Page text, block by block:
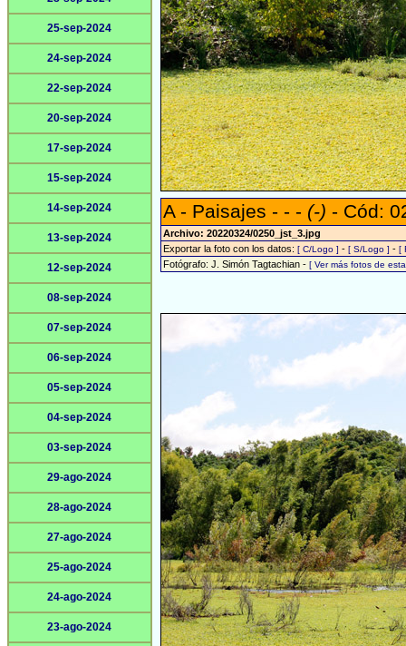
25-sep-2024
24-sep-2024
22-sep-2024
20-sep-2024
17-sep-2024
15-sep-2024
14-sep-2024
13-sep-2024
12-sep-2024
08-sep-2024
07-sep-2024
06-sep-2024
05-sep-2024
04-sep-2024
03-sep-2024
29-ago-2024
28-ago-2024
27-ago-2024
25-ago-2024
24-ago-2024
23-ago-2024
A - Paisajes - - - (-) - Cód:
Archivo: 20220324/0250_jst_3.jpg
Exportar la foto con los datos: [ C/Logo ] - [ S/Logo ] - [
Fotógrafo: J. Simón Tagtachian - [ Ver más fotos de